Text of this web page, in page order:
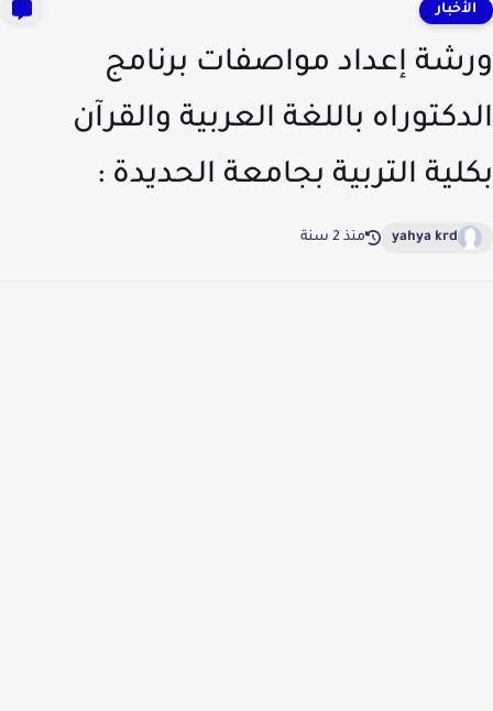
إعداد مواصفات برنامج
باللغة العربية والقرآن
التربية بجامعة الحديدة :
yahya krd منذ 2 سنة